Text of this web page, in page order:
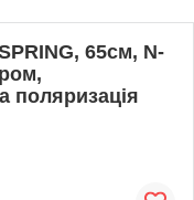
65см, N-
поляризація